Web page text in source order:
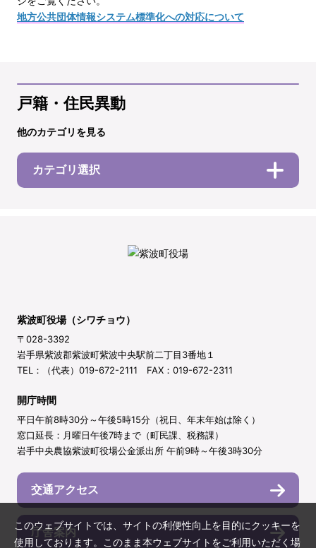
地方公共団体情報システム標準化への対応について
戸籍・住民異動
他のカテゴリを見る
カテゴリ選択
紫波町役場（シワチョウ）
〒028-3392
岩手県紫波郡紫波町紫波中央駅前二丁目3番地１
TEL：（代表）019-672-2111 FAX：019-672-2311
開庁時間
平日午前8時30分～午後5時15分（祝日、年末年始は除く）
窓口延長：月曜日午後7時まで（町民課、税務課）
岩手中央農協紫波町役場公金派出所 午前9時～午後3時30分
交通アクセス
庁舎案内
このウェブサイトでは、サイトの利便性向上を目的にクッキーを
使用しております。このまま本ウェブサイトをご利用いただく場